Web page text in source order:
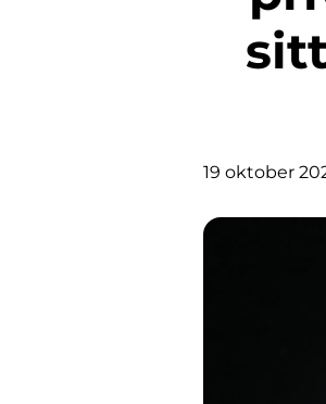
19 oktober